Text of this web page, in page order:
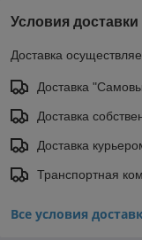
Условия доставки
Доставка
Доставка
Доставка
Доставка
Транспортная
Все условия